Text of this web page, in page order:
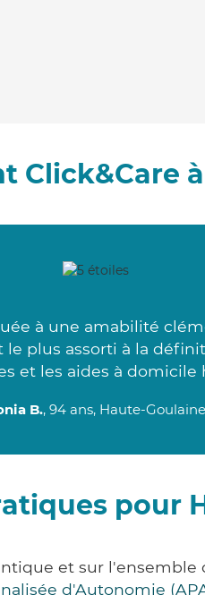
Click&Care
à une amabilité
plus assorti à la
et les aides à domicile
B., 94 ans, Haute-Goulaine
pour
et sur l'ensemble
d'Autonomie